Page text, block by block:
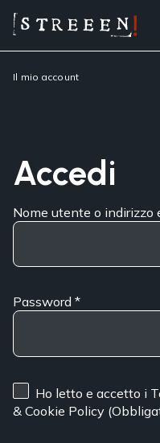
Il mio account
Accedi
Nome utente o indirizzo
Password*
Ho letto e accetto i
& Cookie Policy